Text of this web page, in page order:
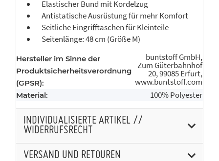
Elastischer Bund mit Kordelzug
Antistatische Ausrüstung für mehr Komfort
Seitliche Eingrifftaschen für Kleinteile
Seitenlänge: 48 cm (Größe M)
Hersteller im Sinne der
Produktsicherheitsverordnung
(GPSR):
buntstoff GmbH,
Zum Güterbahnhof
20, 99085 Erfurt,
www.buntstoff.com
Material: 100% Polyester
INDIVIDUALISIERTE ARTIKEL //
WIDERRUFSRECHT
VERSAND UND RETOUREN